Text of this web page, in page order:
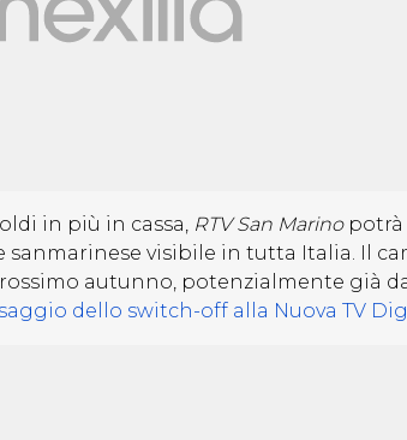
in più in cassa, RTV San Marinopotrà
sanmarinese visibile in tutta Italia. Il
autunno, potenzialmente già
dello switch-off alla Nuova TV